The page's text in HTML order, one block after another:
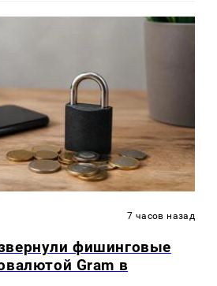
7 часов назад
фишинговые
Gram в